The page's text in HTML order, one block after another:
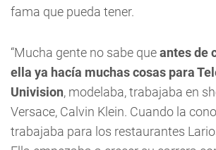
fama que pueda tener.
“Mucha gente no sabe queantes de
ella ya hacía muchas cosas para
Univision, modelaba, trabajaba en
Versace, Calvin Klein. Cuando la
trabajaba para los restaurantes